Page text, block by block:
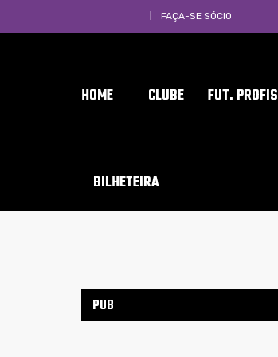
FAÇA-SE SÓCIO
HOME CLUBE FUT.
BILHETEIRA
PUB